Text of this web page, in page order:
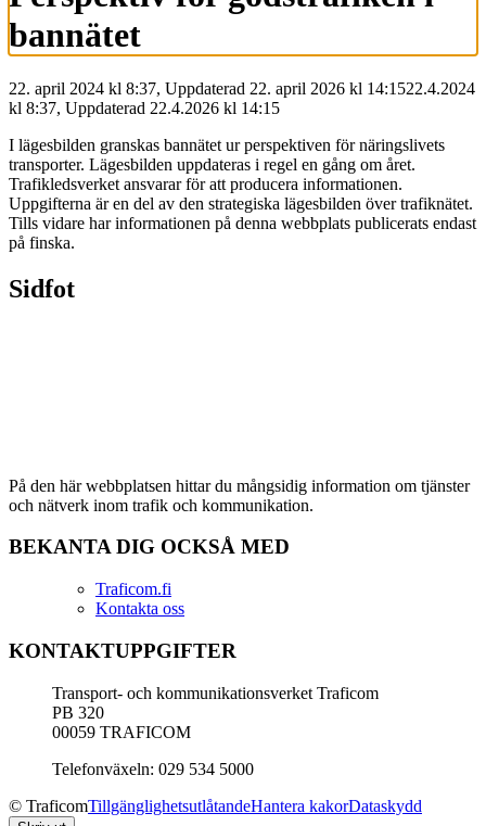
bannätet
22. april 2024 kl 8:37, Uppdaterad 22. april 2026 kl 14:1522.4.2024
kl 8:37, Uppdaterad 22.4.2026 kl 14:15
I lägesbilden granskas bannätet ur perspektiven för näringslivets
transporter. Lägesbilden uppdateras i regel en gång om året.
Trafikledsverket ansvarar för att producera informationen.
Uppgifterna är en del av den strategiska lägesbilden över trafiknätet.
Tills vidare har informationen på denna webbplats publicerats endast
på finska.
Sidfot
På den här webbplatsen hittar du mångsidig information om tjänster
och nätverk inom trafik och kommunikation.
BEKANTA DIG OCKSÅ MED
Traficom.fi
Kontakta oss
KONTAKTUPPGIFTER
Transport- och kommunikationsverket Traficom
PB 320
00059 TRAFICOM
Telefonväxeln: 029 534 5000
© TraficomTillgänglighetsutlåtandeHantera kakorDataskydd